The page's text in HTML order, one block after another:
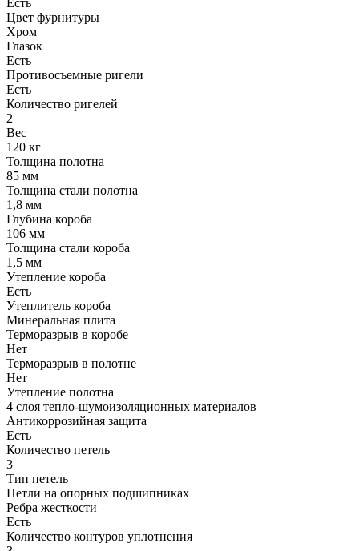
Цвет фурнитуры
Хром
Глазок
Есть
Противосъемные ригели
Есть
Количество ригелей
2
Вес
120 кг
Толщина полотна
85 мм
Толщина стали полотна
1,8 мм
Глубина короба
106 мм
Толщина стали короба
1,5 мм
Утепление короба
Есть
Утеплитель короба
Минеральная плита
Терморазрыв в коробе
Нет
Терморазрыв в полотне
Нет
Утепление полотна
4 слоя тепло-шумоизоляционных материалов
Антикоррозийная защита
Есть
Количество петель
3
Тип петель
Петли на опорных подшипниках
Ребра жесткости
Есть
Количество контуров уплотнения